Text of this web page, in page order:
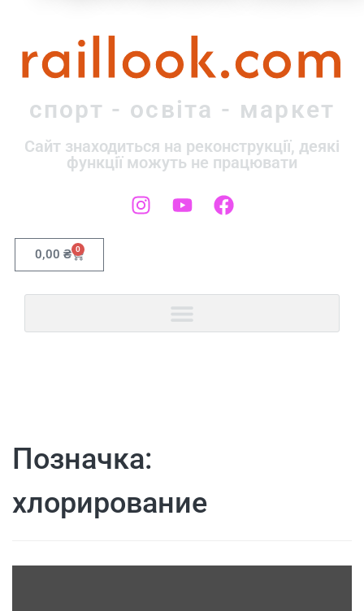
raillook.com
спорт - освіта - маркет
Сайт знаходиться на реконструкції, деякі
функції можуть не працювати
0,00 ₴ 0
Позначка:
хлорирование